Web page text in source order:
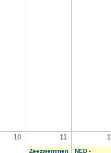
10 11
Zeezwemmen
NED -